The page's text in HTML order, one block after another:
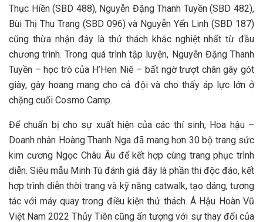
Thục Hiền (SBD 488), Nguyễn Đặng Thanh Tuyền (SBD 482),
Bùi Thị Thu Trang (SBD 096) và Nguyễn Yến Linh (SBD 187)
cũng thừa nhận đây là thử thách khắc nghiệt nhất từ đầu
chương trình. Trong quá trình tập luyện, Nguyễn Đặng Thanh
Tuyền – học trò của H’Hen Niê – bất ngờ trượt chân gãy gót
giày, gây hoang mang cho cả đội và cho thấy áp lực lớn ở
chặng cuối Cosmo Camp.
Để chuẩn bị cho sự xuất hiện của các thí sinh, Hoa hậu –
Doanh nhân Hoàng Thanh Nga đã mang hơn 30 bộ trang sức
kim cương Ngọc Châu Âu để kết hợp cùng trang phục trình
diễn. Siêu mẫu Minh Tú đánh giá đây là phần thi độc đáo, kết
hợp trình diễn thời trang và kỹ năng catwalk, tạo dáng, tương
tác với máy quay trong điều kiện thử thách. Á Hậu Hoàn Vũ
Việt Nam 2022 Thủy Tiên cũng ấn tượng với sự thay đổi của